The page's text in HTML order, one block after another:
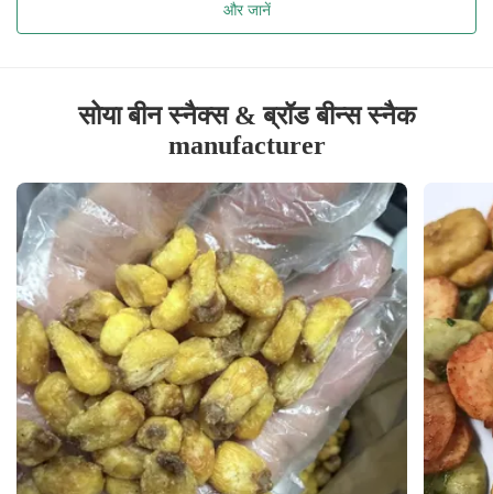
और जानें
सोया बीन स्नैक्स & ब्रॉड बीन्स स्नैक
manufacturer